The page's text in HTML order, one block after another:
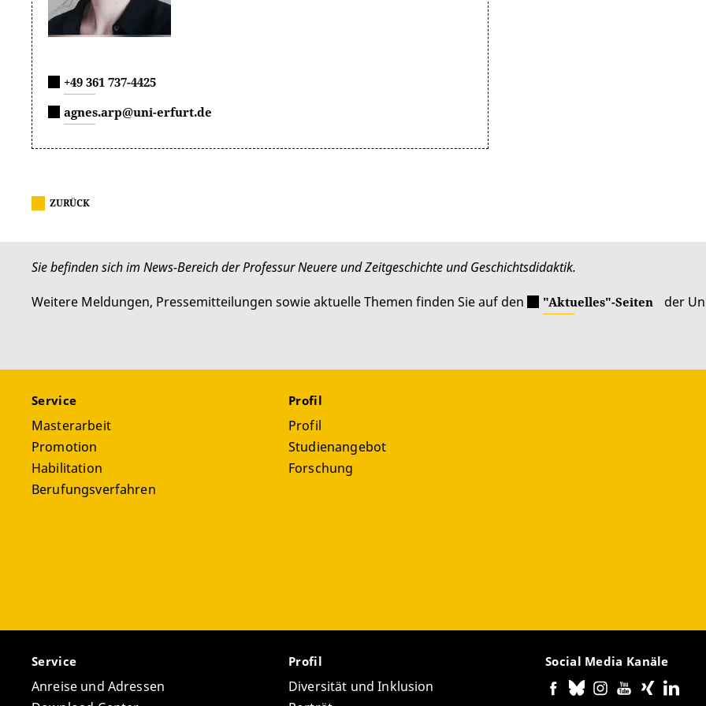
+49 361 737-4425
agnes.arp@uni-erfurt.de
ZURÜCK
Sie befinden sich im News-Bereich der Professur Neuere und Zeitgeschichte und Geschichtsdidaktik.
Weitere Meldungen, Pressemitteilungen sowie aktuelle Themen finden Sie auf den
"Aktuelles"-Seiten der
Service
Masterarbeit
Promotion
Habilitation
Berufungsverfahren
Profil
Profil
Studienangebot
Forschung
Service
Anreise und Adressen
Profil
Diversität und Inklusion
Social Media Kanäle